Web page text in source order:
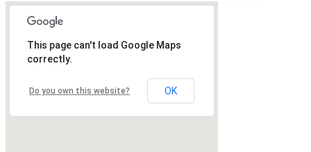
This page can't load Google Maps
correctly.
Do you own this website? OK